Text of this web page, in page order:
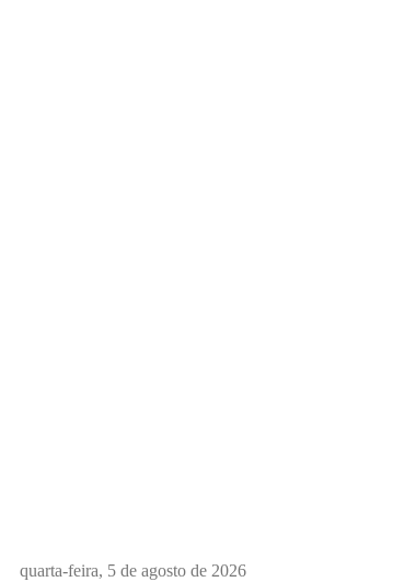
quarta-feira, 5 de agosto de 2026